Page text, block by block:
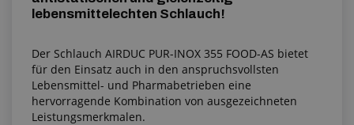
lebensmittelechten Schlauch!
Der Schlauch AIRDUC PUR-INOX 355 FOOD-AS bietet
für den Einsatz auch in den anspruchsvollsten
Lebensmittel- und Pharmabetrieben eine
hervorragende Kombination von ausgezeichneten
Leistungsmerkmalen.